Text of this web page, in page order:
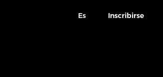
Es Inscribirse